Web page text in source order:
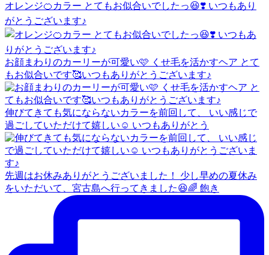
オレンジ🍊カラー とてもお似合いでしたっ😆❣️ いつもあり
がとうございます♪
お顔まわりのカーリーが可愛い🩷 くせ毛を活かすヘア とて
もお似合いです🥰いつもありがとうございます♪
伸びてきても気にならないカラーを前回して、 いい感じで
過ごしていただけて嬉しい☺️ いつもありがとう
先週はお休みありがとうございました！ 少し早めの夏休み
をいただいて、宮古島へ行ってきました😆🌈 飽き